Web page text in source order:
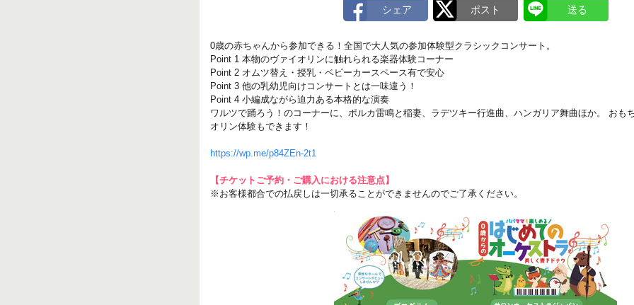
0歳の赤ちゃんから参加できる！全国で大人気の参加体験型クラシックコンサート。
Point 1 本物のヴァイオリンに触れられる楽器体験コーナー
Point 2 オムツ替え・授乳・ベビーカースペース有で安心
Point 3 他の乳幼児向けコンサートとは一味違う！
Point 4 小編成ながら迫力ある本格的な演奏
ワルツで踊ろう！のコーナーに、ポルカ雷鳴と稲妻、ラデツキー行進曲、ハンガリア舞曲ほか。 おも
オリン体験もできます！
https://wp.me/p84ZEn-2t1
【チケットご予約・ご購入における注意点】
※お客様都合での払戻しは一切承ることができませんのでご了承ください。